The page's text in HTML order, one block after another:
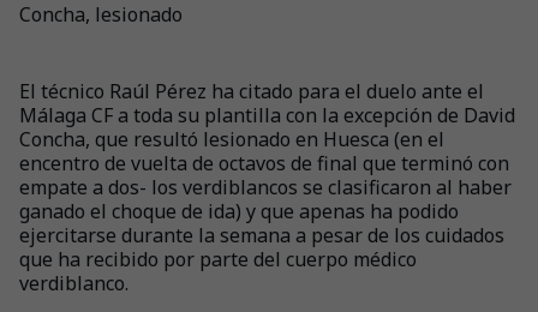
Concha, lesionado
El técnico Raúl Pérez ha citado para el duelo ante el
Málaga CF a toda su plantilla con la excepción de David
Concha, que resultó lesionado en Huesca (en el
encentro de vuelta de octavos de final que terminó con
empate a dos- los verdiblancos se clasificaron al haber
ganado el choque de ida) y que apenas ha podido
ejercitarse durante la semana a pesar de los cuidados
que ha recibido por parte del cuerpo médico
verdiblanco.